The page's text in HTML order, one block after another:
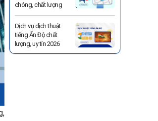
chóng, chất lượng
Dịch vụ dịch thuật
tiếng Ấn Độ chất
lượng, uy tín 2026